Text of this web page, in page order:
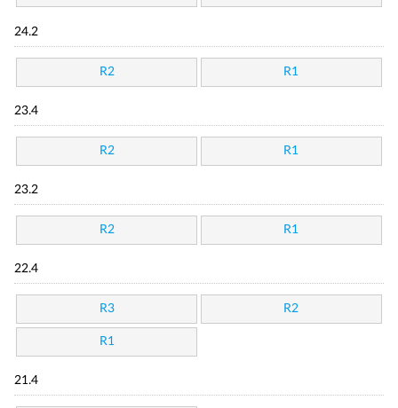
24.2
R2 R1
23.4
R2 R1
23.2
R2 R1
22.4
R3 R2
R1
21.4